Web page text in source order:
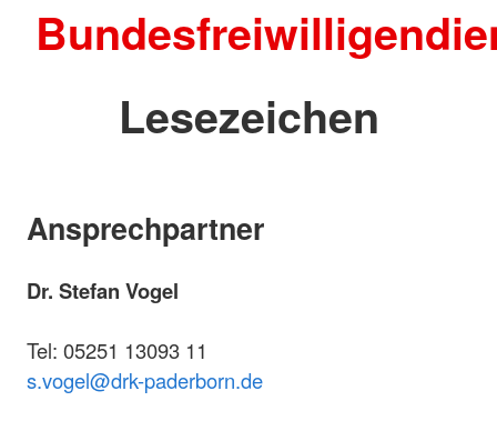
Lesezeichen
Ansprechpartner
Dr. Stefan Vogel
Tel: 05251 13093 11
s.vogel@drk-paderborn.de